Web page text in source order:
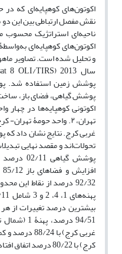
اکوتون‌های کوهپایه‌ای که
نقش مفصل ارتباطی بین این دو
ناحیه‌ای استراتژیک محسوب
اکوتون‌های کوهپایه‌ای
پوشش زمین استفاده شد.
پوشش گیاهی، فضای باز،
غربی کرج. نتایج نشان داد
تحولات‌اند و مقصد نهایی
92/32 درصد از نقاط
کرج) با 80/22 درصد اتفاق افتاده است.